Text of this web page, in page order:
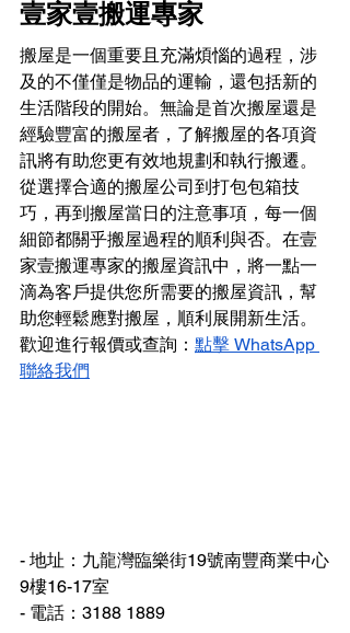
壹家壹搬運專家
搬屋是一個重要且充滿煩惱的過程，涉
及的不僅僅是物品的運輸，還包括新的
生活階段的開始。無論是首次搬屋還是
經驗豐富的搬屋者，了解搬屋的各項資
訊將有助您更有效地規劃和執行搬遷。
從選擇合適的搬屋公司到打包包箱技
巧，再到搬屋當日的注意事項，每一個
細節都關乎搬屋過程的順利與否。在壹
家壹搬運專家的搬屋資訊中，將一點一
滴為客戶提供您所需要的搬屋資訊，幫
助您輕鬆應對搬屋，順利展開新生活。
歡迎進行報價或查詢： 點擊 WhatsApp
聯絡我們
- 地址：九龍灣臨樂街19號南豐商業中心
9樓16-17室
- 電話：3188 1889